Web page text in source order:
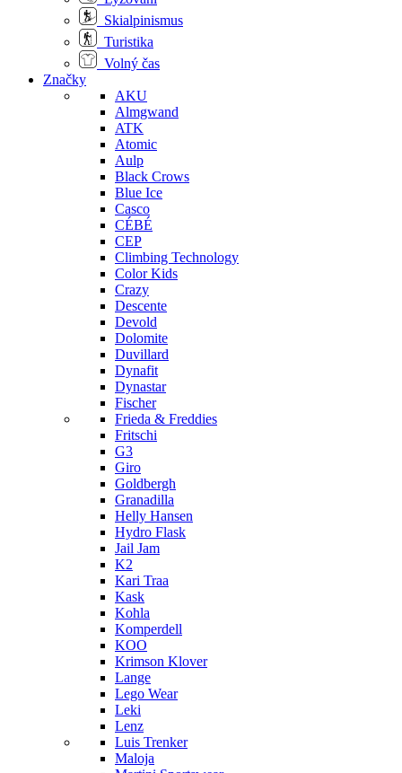
Skialpinismus
Turistika
Volný čas
Značky
AKU
Almgwand
ATK
Atomic
Aulp
Black Crows
Blue Ice
Casco
CÉBÉ
CEP
Climbing Technology
Color Kids
Crazy
Descente
Devold
Dolomite
Duvillard
Dynafit
Dynastar
Fischer
Frieda & Freddies
Fritschi
G3
Giro
Goldbergh
Granadilla
Helly Hansen
Hydro Flask
Jail Jam
K2
Kari Traa
Kask
Kohla
Komperdell
KOO
Krimson Klover
Lange
Lego Wear
Leki
Lenz
Luis Trenker
Maloja